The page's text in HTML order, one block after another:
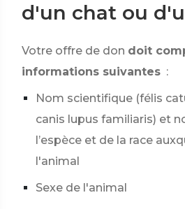
d'un chat ou
Votre offre de don doit
informations suivantes :
Nom scientifique (félis
canis lupus familiaris) et
l’espèce et de la race
l'animal
Sexe de l'animal